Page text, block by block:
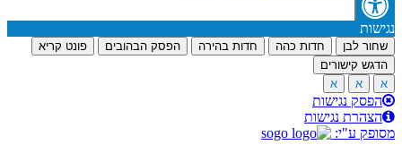
לבן חדות כהה חדות בהירה הפסק הבהובים
פונט קריא
קישורים
א
א
נגישות
נגישות
ע"י: